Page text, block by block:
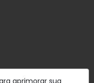
aprimorar sua